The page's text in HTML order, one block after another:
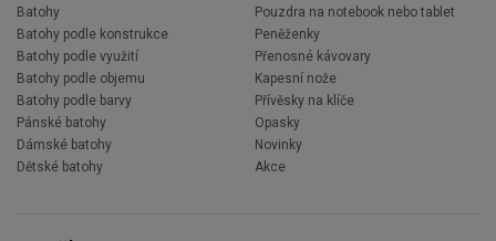
Batohy
Batohy podle konstrukce
Batohy podle využití
Batohy podle objemu
Batohy podle barvy
Pánské batohy
Dámské batohy
Dětské batohy
Pouzdra na notebook nebo tablet
Peněženky
Přenosné kávovary
Kapesní nože
Přívěsky na klíče
Opasky
Novinky
Akce